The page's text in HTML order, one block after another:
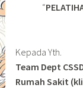
“
Kepada Yth.
Team Dept
Rumah Sakit